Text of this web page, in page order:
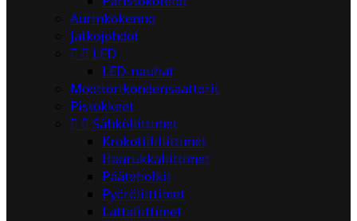
Aurinkokenno
Jatkojohdot
  LED
LED-nauhat
Moottorikondensaattorit
Pistokkeet
  Sähköliittimet
Krokotiililiittimet
Haarukkaliittimet
Pääteholkit
Pyöröliittimet
Lattaliittimet